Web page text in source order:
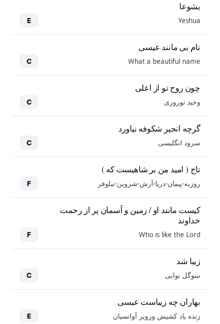
یشوعا
Yeshua
E
نام بی مانند عیسی
What a beautiful name
C
چون روح تو از اعلی
وحید نوروزی C
گرچه انجیر شکوفه نیاورد
سرود انگلیسی C
تاج ( امید من بر شاهیست که )
روزبه-پیمان-دریا-آرش-شروین-نیلوفر F
کیست مانند او / زمین و آسمان پر از رحمت
خداوند
Who is like the Lord
F
زیبا شد
سوگل نوایی C
بهاران چه زیباست عیسی
زنده یاد کشیش ورویر آوانسیان E